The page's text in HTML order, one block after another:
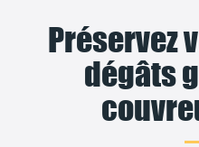
Préservez
dégâts